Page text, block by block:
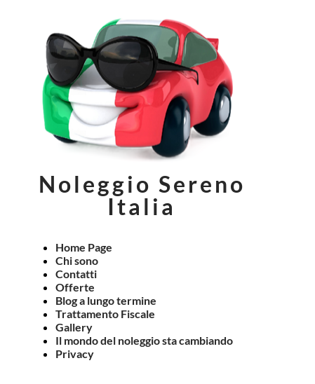
Noleggio Sereno
Italia
Home Page
Chi sono
Contatti
Offerte
Blog a lungo termine
Trattamento Fiscale
Gallery
Il mondo del noleggio sta cambiando
Privacy